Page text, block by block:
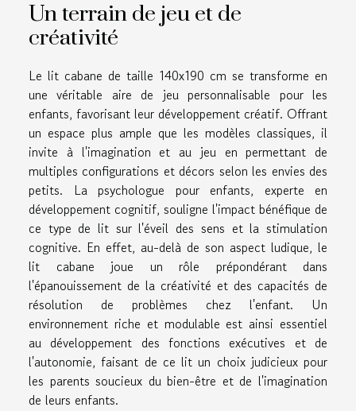
Un terrain de jeu et de
créativité
Le lit cabane de taille 140x190 cm se transforme en
une véritable aire de jeu personnalisable pour les
enfants, favorisant leur développement créatif. Offrant
un espace plus ample que les modèles classiques, il
invite à l'imagination et au jeu en permettant de
multiples configurations et décors selon les envies des
petits. La psychologue pour enfants, experte en
développement cognitif, souligne l'impact bénéfique de
ce type de lit sur l'éveil des sens et la stimulation
cognitive. En effet, au-delà de son aspect ludique, le
lit cabane joue un rôle prépondérant dans
l'épanouissement de la créativité et des capacités de
résolution de problèmes chez l'enfant. Un
environnement riche et modulable est ainsi essentiel
au développement des fonctions exécutives et de
l'autonomie, faisant de ce lit un choix judicieux pour
les parents soucieux du bien-être et de l'imagination
de leurs enfants.